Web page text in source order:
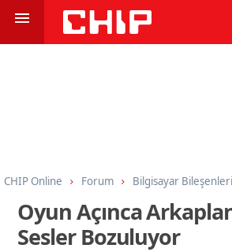
CHIP Online Forum
Bilgisayar Bileşenleri
İşlemci, Anakart, Bellek
Oyun Açınca
Sesler Bozuluyor